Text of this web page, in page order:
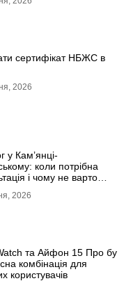
сертифікат НБЖС в
2026
у Кам’янці-
коли потрібна
і чому не варто
2026
та Айфон 15 Про бу
комбінація для
користувачів